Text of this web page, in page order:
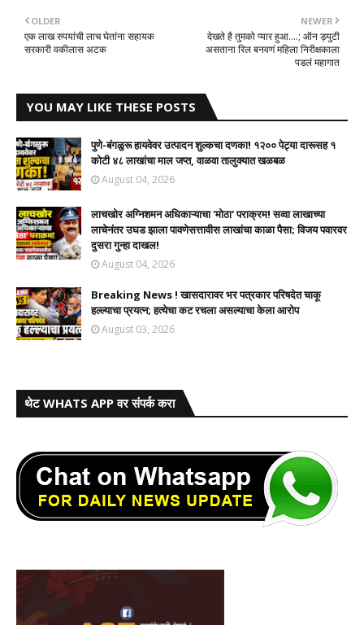
NEWER
देखते है तुमको प्यार हुआ....; ऑन ड्युटी
असताना रिल बनवणं महिला निरीक्षकाला
पडलं महागात
OLDER
एक लाख रुपयांची लाच घेतांना सहायक
सरकारी वकीलास अटक
YOU MAY LIKE THESE POSTS
पुणे-बंगळुरू हायवेवर उत्पादन शुल्कचा दणका! १२०० पेट्या दारूसह १
कोटी ४८ लाखांचा माल जप्त, वाळवा तालुक्यात खळबळ
August 04, 2026
लाचखोर अग्निशमन अधिकाऱ्याचा 'मोठा' पराक्रम! सव्वा लाखाच्या
लाचेनंतर उघड झाला पावणेसत्तावीस लाखांचा काळा पैसा; विजय पवारवर
दुसरा गुन्हा दाखल!​
August 04, 2026
Breaking News ! खासदारावर भर पत्रकार परिषदेत चाकू
हल्ल्याचा प्रयत्न; हत्येचा कट रचला असल्याचा केला आरोप
August 03, 2026
थेट WHATS APP वर संपर्क करा